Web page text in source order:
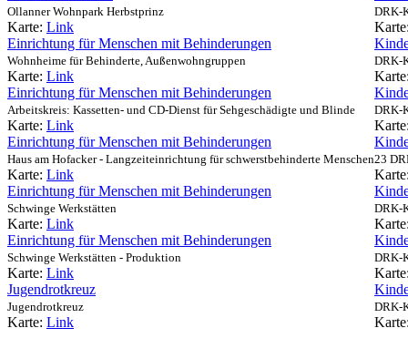
Ollanner Wohnpark Herbstprinz
Karte: Link
DRK-
Einrichtung für Menschen mit Behinderungen
Wohnheime für Behinderte, Außenwohngruppen
Karte: Link
DRK-
Einrichtung für Menschen mit Behinderungen
Arbeitskreis: Kassetten- und CD-Dienst für Sehgeschädigte und Blinde
Karte: Link
DRK-
Einrichtung für Menschen mit Behinderungen
Haus am Hofacker - Langzeiteinrichtung für schwerstbehinderte Menschen
Karte: Link
23
Einrichtung für Menschen mit Behinderungen
Schwinge Werkstätten
Karte: Link
DRK-
Einrichtung für Menschen mit Behinderungen
Schwinge Werkstätten - Produktion
Karte: Link
DRK-
Jugendrotkreuz
Jugendrotkreuz
Karte: Link
DRK-